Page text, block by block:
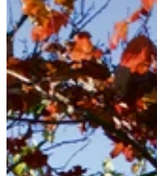
výdrž moderního materiálu.